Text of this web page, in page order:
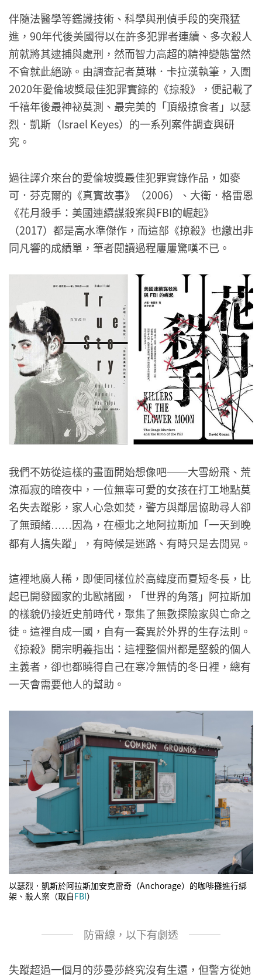
伴隨法醫學等鑑識技術、科學與刑偵手段的突飛猛
進，90年代後美國得以在許多犯罪者連續、多次殺人
前就將其逮捕與處刑，然而智力高超的精神變態當然
不會就此絕跡。由調查記者莫琳．卡拉漢執筆，入圍
2020年愛倫坡獎最佳犯罪實錄的《掠殺》，便記載了
千禧年後最神祕莫測、最完美的「頂級掠食者」以瑟
烈．凱斯（Israel Keyes）的一系列案件調查與研
究。
過往譯介來台的愛倫坡獎最佳犯罪實錄作品，如麥
可．芬克爾的《真實故事》（2006）、大衛．格雷恩
《花月殺手：美國連續謀殺案與FBI的崛起》
（2017）都是高水準傑作，而這部《掠殺》也繳出非
同凡響的成績單，筆者閱讀過程屢屢驚嘆不已。
我們不妨從這樣的畫面開始想像吧──大雪紛飛、荒
涼孤寂的暗夜中，一位無辜可愛的女孩在打工地點莫
名失去蹤影，家人心急如焚，警方與鄰居協助尋人卻
了無頭緒……因為，在極北之地阿拉斯加「一天到晚
都有人搞失蹤」，有時候是迷路、有時只是去閒晃。
這裡地廣人稀，即便同樣位於高緯度而夏短冬長，比
起已開發國家的北歐諸國，「世界的角落」阿拉斯加
的樣貌仍接近史前時代，聚集了無數探險家與亡命之
徒。這裡自成一國，自有一套異於外界的生存法則。
《掠殺》開宗明義指出：這裡整個州都是堅毅的個人
主義者，卻也都曉得自己在寒冷無情的冬日裡，總有
一天會需要他人的幫助。
以瑟烈．凱斯於阿拉斯加安克雷奇（Anchorage）的咖啡攤進行綁
架、殺人案（取自FBI）
─── 防雷線，以下有劇透 ───
失蹤超過一個月的莎曼莎終究沒有生還，但警方從她